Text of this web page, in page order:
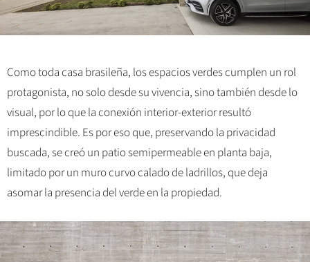
Como toda casa brasileña, los espacios verdes cumplen un rol
protagonista, no solo desde su vivencia, sino también desde lo
visual, por lo que la conexión interior-exterior resultó
imprescindible. Es por eso que, preservando la privacidad
buscada, se creó un patio semipermeable en planta baja,
limitado por un muro curvo calado de ladrillos, que deja
asomar la presencia del verde en la propiedad.